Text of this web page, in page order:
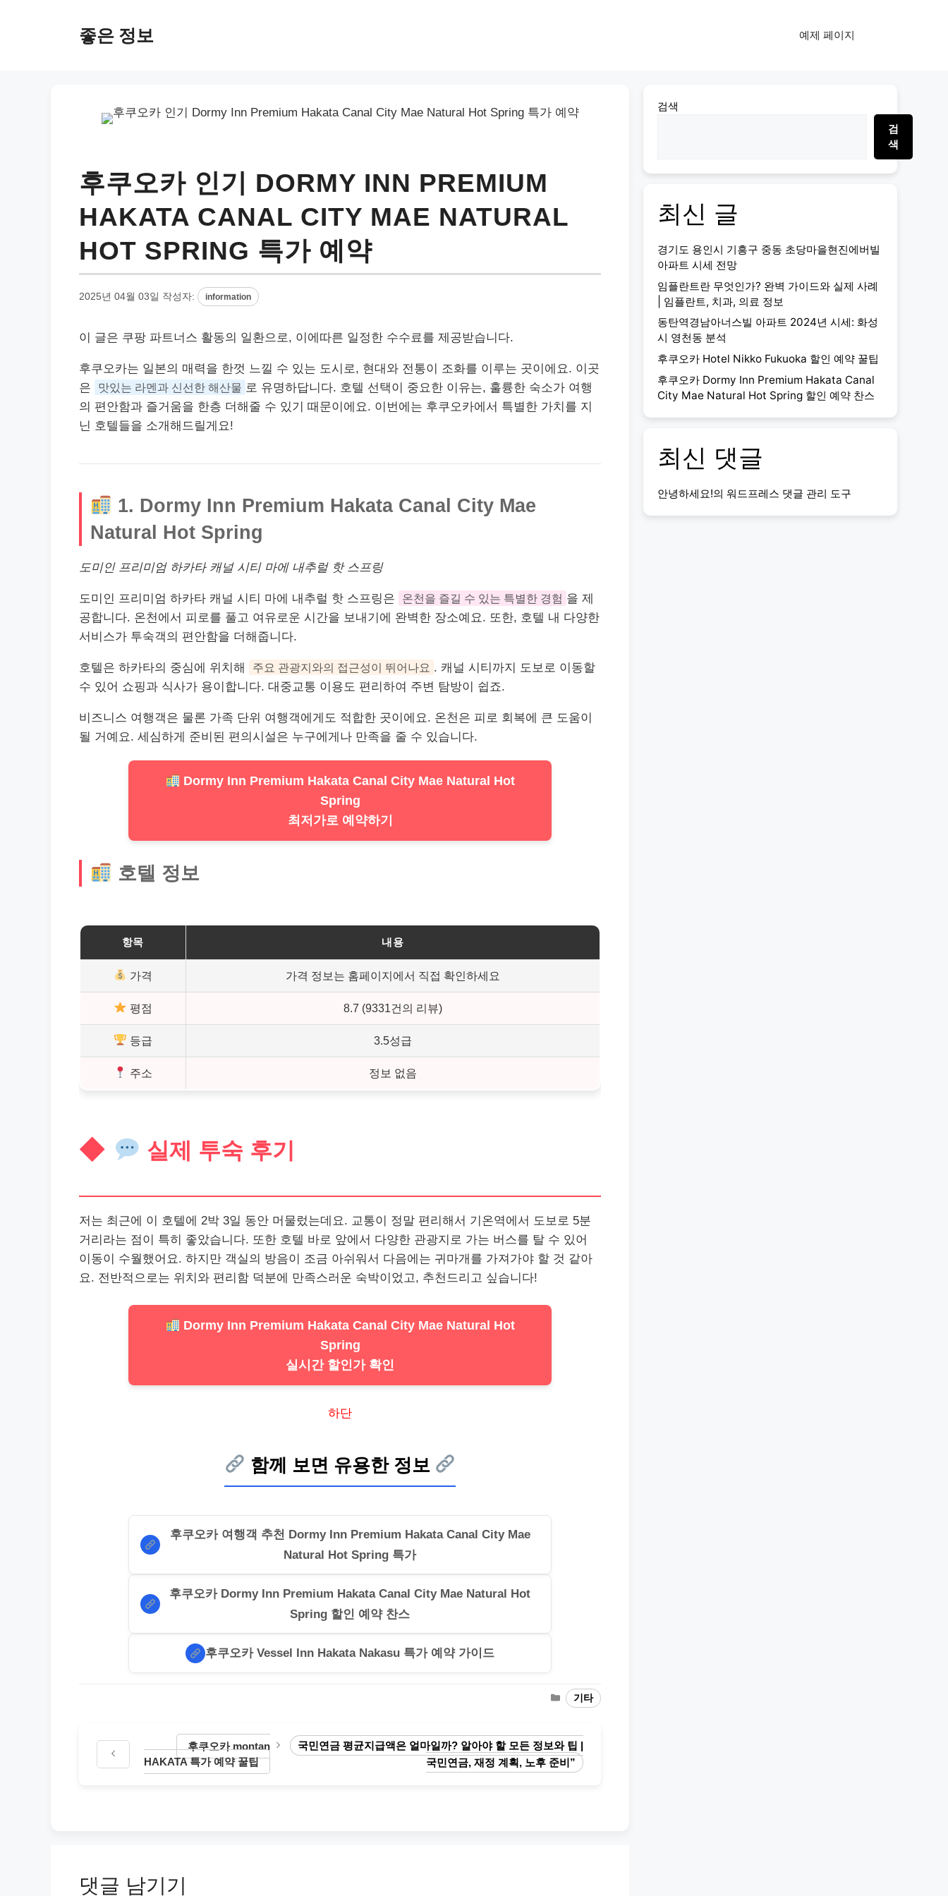
좋은 정보 예제 페이지
후쿠오카 인기 DORMY INN PREMIUM
HAKATA CANAL CITY MAE NATURAL
HOT SPRING 특가 예약
2025년 04월 03일 작성자: information
이 글은 쿠팡 파트너스 활동의 일환으로, 이에따른 일정한 수수료를 제공받습니다.
후쿠오카는 일본의 매력을 한껏 느낄 수 있는 도시로, 현대와 전통이 조화를 이루는 곳이에요. 이곳
은
맛있는 라멘과 신선한 해산물 로 유명하답니다. 호텔 선택이 중요한 이유는, 훌륭한 숙소가 여행
의 편안함과 즐거움을 한층 더해줄 수 있기 때문이에요. 이번에는 후쿠오카에서 특별한 가치를 지
닌 호텔들을 소개해드릴게요!
1. Dormy Inn Premium Hakata Canal City Mae
Natural Hot Spring
도미인 프리미엄 하카타 캐널 시티 마에 내추럴 핫 스프링
도미인 프리미엄 하카타 캐널 시티 마에 내추럴 핫 스프링은 온천을 즐길 수 있는 특별한 경험 을 제
공합니다. 온천에서 피로를 풀고 여유로운 시간을 보내기에 완벽한 장소예요. 또한, 호텔 내 다양한
서비스가 투숙객의 편안함을 더해줍니다.
호텔은 하카타의 중심에 위치해 주요 관광지와의 접근성이 뛰어나요 . 캐널 시티까지 도보로 이동할
수 있어 쇼핑과 식사가 용이합니다. 대중교통 이용도 편리하여 주변 탐방이 쉽죠.
비즈니스 여행객은 물론 가족 단위 여행객에게도 적합한 곳이에요. 온천은 피로 회복에 큰 도움이
될 거예요. 세심하게 준비된 편의시설은 누구에게나 만족을 줄 수 있습니다.
Dormy Inn Premium Hakata Canal City Mae Natural Hot
Spring
최저가로 예약하기
호텔 정보
항목 내용
가격 가격 정보는 홈페이지에서 직접 확인하세요
평점 8.7 (9331건의 리뷰)
등급 3.5성급
주소 정보 없음
실제 투숙 후기
저는 최근에 이 호텔에 2박 3일 동안 머물렀는데요. 교통이 정말 편리해서 기온역에서 도보로 5분
거리라는 점이 특히 좋았습니다. 또한 호텔 바로 앞에서 다양한 관광지로 가는 버스를 탈 수 있어
이동이 수월했어요. 하지만 객실의 방음이 조금 아쉬워서 다음에는 귀마개를 가져가야 할 것 같아
요. 전반적으로는 위치와 편리함 덕분에 만족스러운 숙박이었고, 추천드리고 싶습니다!
Dormy Inn Premium Hakata Canal City Mae Natural Hot
Spring
실시간 할인가 확인
하단
함께 보면 유용한 정보
후쿠오카 여행객 추천 Dormy Inn Premium Hakata Canal City Mae
Natural Hot Spring 특가
후쿠오카 Dormy Inn Premium Hakata Canal City Mae Natural Hot
Spring 할인 예약 찬스
후쿠오카 Vessel Inn Hakata Nakasu 특가 예약 가이드
카
테
리
기타
후쿠오카 montan
HAKATA 특가 예약 꿀팁
국민연금 평균지급액은 얼마일까? 알아야 할 모든 정보와 팁 |
국민연금, 재정 계획, 노후 준비”
댓글 남기기
검색
검
색
최신 글
경기도 용인시 기흥구 중동 초당마을현진에버빌
아파트 시세 전망
임플란트란 무엇인가? 완벽 가이드와 실제 사례
| 임플란트, 치과, 의료 정보
동탄역경남아너스빌 아파트 2024년 시세: 화성
시 영천동 분석
후쿠오카 Hotel Nikko Fukuoka 할인 예약 꿀팁
후쿠오카 Dormy Inn Premium Hakata Canal
City Mae Natural Hot Spring 할인 예약 찬스
최신 댓글
안녕하세요!의 워드프레스 댓글 관리 도구